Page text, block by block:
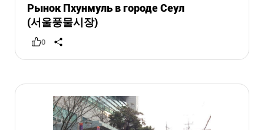
Рынок Пхунмуль в городе Сеул
(서울풍물시장)
0